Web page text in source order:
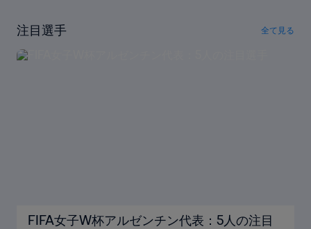
注目選手 全て見る
FIFA女子W杯アルゼンチン代表：5人の注目